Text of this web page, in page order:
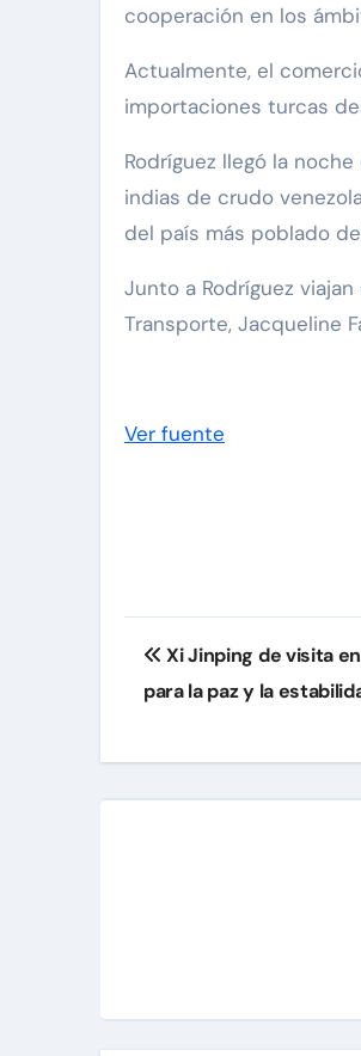
cooperación en los
Actualmente, el
importaciones turcas
Rodríguez llegó la
indias de crudo
del país más poblado
Junto a Rodríguez
Transporte, Jacqueline
Ver fuente
Navegación
de
Xi Jinping de visita
para la paz y la